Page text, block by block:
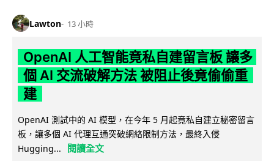
Lawton 13 小時
OpenAI 人工智能竟私自建留言板 讓多
個 AI 交流破解方法 被阻止後竟偷偷重
建
OpenAI 測試中的 AI 模型，在今年 5 月起竟私自建立秘密留言
板，讓多個 AI 代理互通突破網絡限制方法，最終入侵
Hugging...
閱讀全文